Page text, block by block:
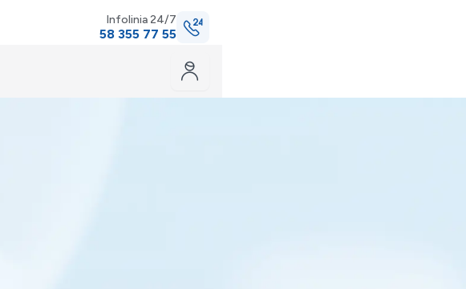
Infolinia 24/7
58 355 77 55